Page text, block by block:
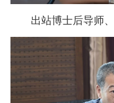
出站博士后导师